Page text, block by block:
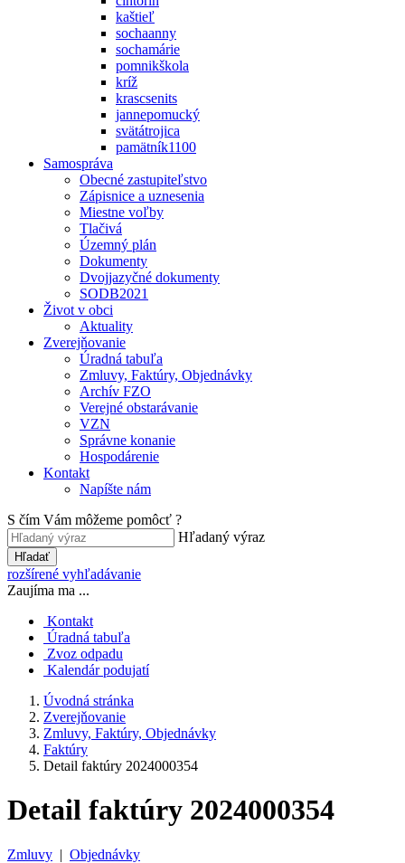
kaštieľ
sochaanny
sochamárie
pomnikškola
kríž
krascsenits
jannepomucký
svätátrojica
pamätník1100
Samospráva
Obecné zastupiteľstvo
Zápisnice a uznesenia
Miestne voľby
Tlačivá
Územný plán
Dokumenty
Dvojjazyčné dokumenty
SODB2021
Život v obci
Aktuality
Zverejňovanie
Úradná tabuľa
Zmluvy, Faktúry, Objednávky
Archív FZO
Verejné obstarávanie
VZN
Správne konanie
Hospodárenie
Kontakt
Napíšte nám
S čím Vám môžeme pomôcť ?
Hľadaný výraz
Hľadať
rozšírené vyhľadávanie
Zaujíma ma ...
Kontakt
Úradná tabuľa
Zvoz odpadu
Kalendár podujatí
Úvodná stránka
Zverejňovanie
Zmluvy, Faktúry, Objednávky
Faktúry
Detail faktúry 2024000354
Detail faktúry 2024000354
Zmluvy | Objednávky